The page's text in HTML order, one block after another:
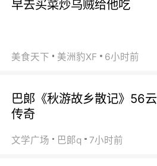
早去买菜炒乌贼给他吃
美食天下 美洲豹XF 6小时前
巴郞《秋游故乡散记》56
传奇
文学广场 巴郞q 7小时前